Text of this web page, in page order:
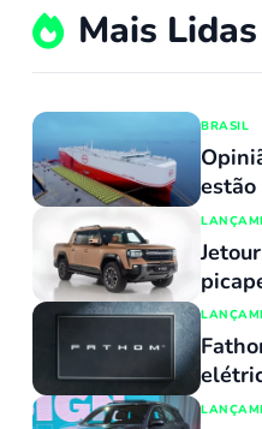
Mais Lidas
BRASIL
cm